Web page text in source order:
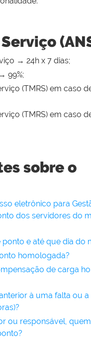
→ 24h x 7 dias;
99%;
(TMRS) em caso
(TMRS) em caso
sobre o
eletrônico para
dos servidores do
e até que dia do
homologada?
de carga
à uma falta ou
ou responsável, quem